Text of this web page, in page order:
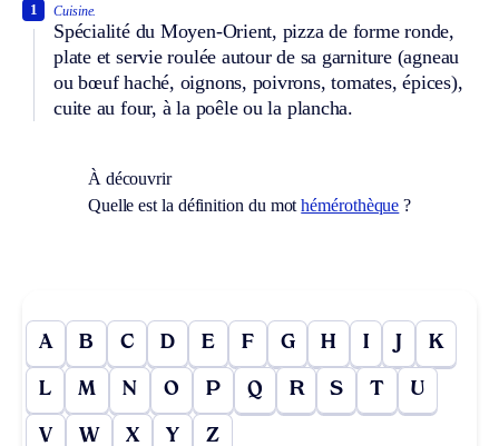
Cuisine.
Spécialité du Moyen-Orient, pizza de forme ronde,
plate et servie roulée autour de sa garniture (agneau
ou bœuf haché, oignons, poivrons, tomates, épices),
cuite au four, à la poêle ou la plancha.
1
À découvrir
Quelle est la définition du mothémérothèque ?
A B C D E F G H I J K
L M N O P Q R S T U
V W X Y Z